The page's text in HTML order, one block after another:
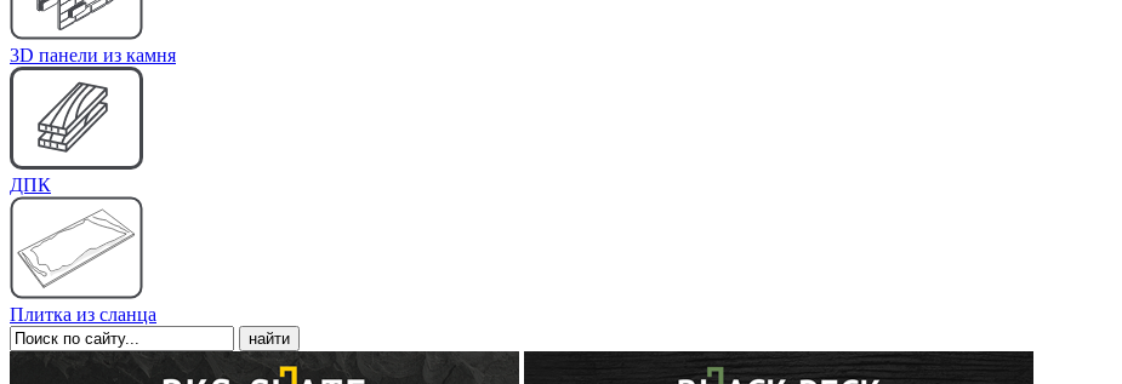
3D панели из камня
ДПК
Плитка из сланца